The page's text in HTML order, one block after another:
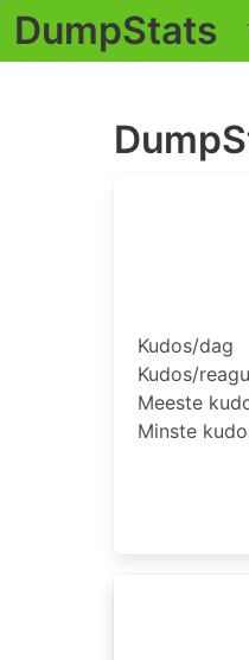
DumpStats
Kudos/dag
Kudos/
Meeste
Minste